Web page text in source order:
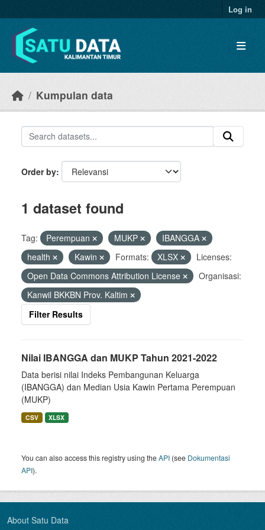
Log in
Kumpulan data
Order by
1 dataset found
Tag: Perempuan MUKP
IBANGGA
health
Kawin Formats: XLSX
Licenses:
Open Data Commons Attribution License
Organisasi:
Kanwil BKKBN Prov. Kaltim
Filter Results
Nilai IBANGGA dan MUKP Tahun 2021-2022
Data berisi nilai Indeks Pembangunan Keluarga
(IBANGGA) dan Median Usia Kawin Pertama Perempuan
(MUKP)
CSV XLSX
You can also access this registry using theAPI (see Dokumentasi
API).
About Satu Data